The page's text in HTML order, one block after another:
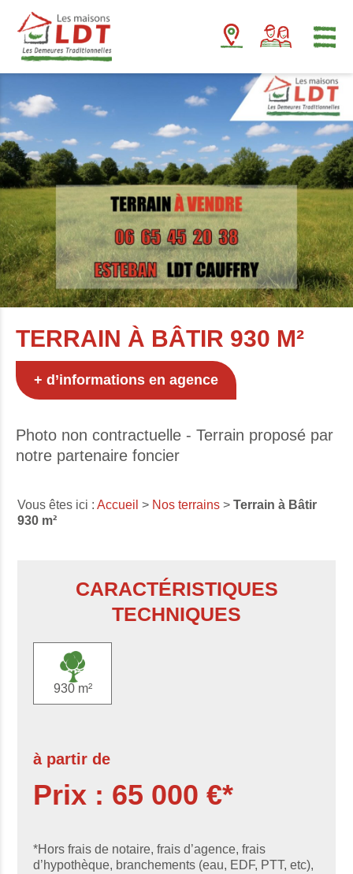
TERRAIN À BÂTIR 930 M²
+ d’informations en agence
Photo non contractuelle - Terrain proposé par
notre partenaire foncier
Vous êtes ici :Accueil > Nos terrains >Terrain à Bâtir
930 m²
CARACTÉRISTIQUES
TECHNIQUES
930 m²
à partir de
Prix : 65 000 €*
*Hors frais de notaire, frais d’agence, frais
d’hypothèque, branchements (eau, EDF, PTT, etc),